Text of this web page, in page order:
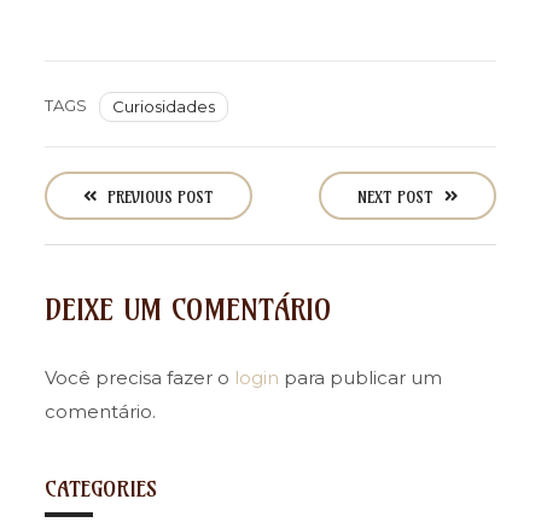
TAGS Curiosidades
o
s
t
a
i
g
t
i
PREVIOUS POST NEXT POST
DEIXE UM COMENTÁRIO
Você precisa fazer o login para publicar um
comentário.
CATEGORIES